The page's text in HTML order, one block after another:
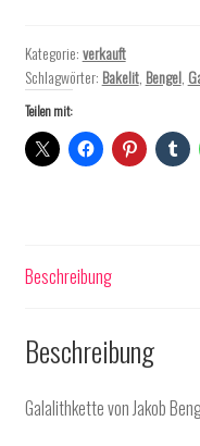
Kategorie:verkauft
Schlagwörter: Bakelit, Bengel,
Teilen mit:
Beschreibung
Beschreibung
Galalithkette von Jakob